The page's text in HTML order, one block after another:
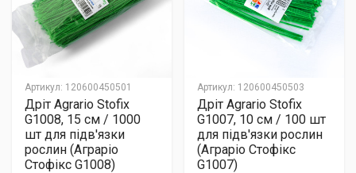
Артикул: 120600450501
Дріт Agrario Stofix
G1008, 15 см / 1000
шт для підв'язки
рослин (Аграріо
Стофікс G1008)
Артикул: 120600450503
Дріт Agrario Stofix
G1007, 10 см / 100 шт
для підв'язки рослин
(Аграріо Стофікс
G1007)